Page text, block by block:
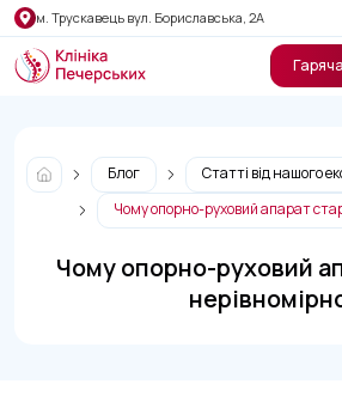
м. Трускавець вул. Бориславська, 2А
Гаряча
Блог
Статті від нашого
Чому опорно-руховий апарат
Чому опорно-руховий